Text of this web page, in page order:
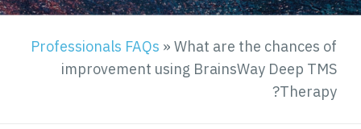
Professionals FAQs » What are the chances of
improvement using BrainsWay Deep TMS
Therapy?